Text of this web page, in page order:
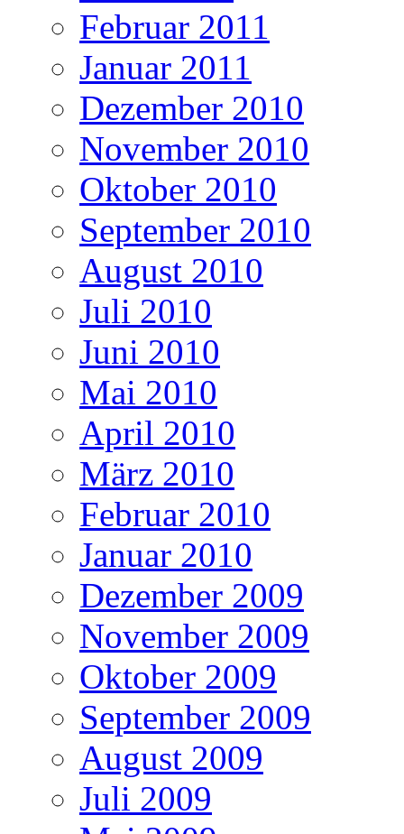
Februar 2011
Januar 2011
Dezember 2010
November 2010
Oktober 2010
September 2010
August 2010
Juli 2010
Juni 2010
Mai 2010
April 2010
März 2010
Februar 2010
Januar 2010
Dezember 2009
November 2009
Oktober 2009
September 2009
August 2009
Juli 2009